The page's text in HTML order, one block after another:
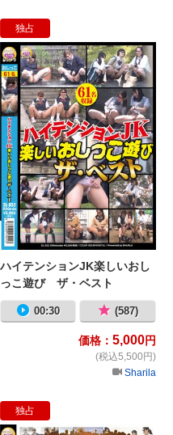
2カメ タイムアタック! JK放尿
独占
ハ
ハイテンションJK楽しいおし
っこ遊び ザ・ベスト
00:30 (587)
価格： 5,000円
(税込5,500円)
Sharila
ナ汗濁駆け込み 全裸大放尿 2
独占